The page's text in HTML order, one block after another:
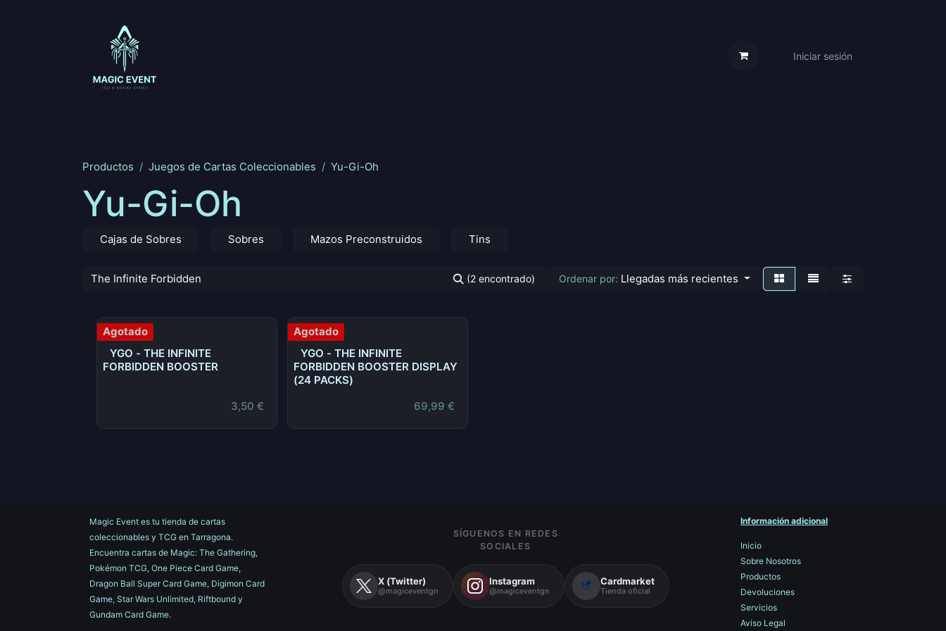
Iniciar sesión
Productos Juegos de Cartas Coleccionables Yu-Gi-Oh
Yu-Gi-Oh
Cajas de Sobres Sobres Mazos Preconstruidos Tins
(2 encontrado) Ordenar por: Llegadas más recientes
Agotado
YGO - THE INFINITE
FORBIDDEN BOOSTER
3,50 €
Agotado
YGO - THE INFINITE
FORBIDDEN BOOSTER DISPLAY
(24 PACKS)
69,99 €
Magic Event es tu tienda de cartas
coleccionables y TCG en Tarragona.
Encuentra cartas de Magic: The Gathering,
Pokémon TCG, One Piece Card Game,
Dragon Ball Super Card Game, Digimon Card
Game, Star Wars Unlimited, Riftbound y
Gundam Card Game.
SÍGUENOS EN REDES
SOCIALES
X (Twitter)
@magiceventgn
Instagram
@magiceventgn
Cardmarket
Tienda oficial
Información adicional
Inicio
Sobre Nosotros
Productos
Devoluciones
Servicios
Aviso Legal